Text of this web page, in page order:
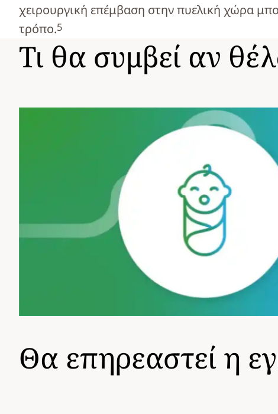
χειρουργική επέμβαση στην πυελική χώρα
τρόπο.5
Τι θα συμβεί αν
Θα επηρεαστεί η